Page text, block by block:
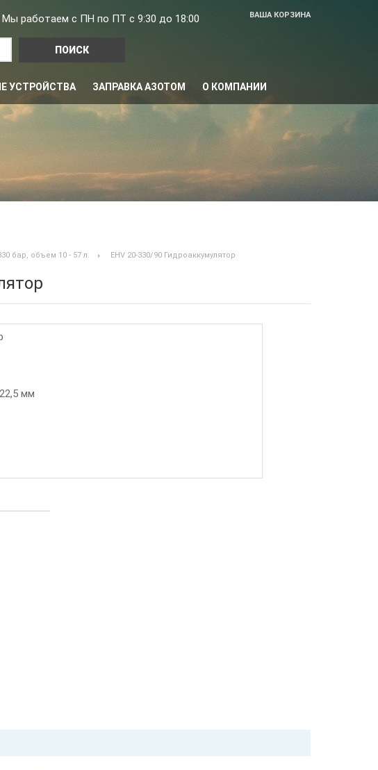
Мы работаем с ПН по ПТ с 9:30 до 18:00 ВАША КОРЗИНА
УСТРОЙСТВА ЗАПРАВКА АЗОТОМ О КОМПАНИИ
бар, объем 10 - 57 л. EHV 20-330/90 Гидроаккумулятор
мм